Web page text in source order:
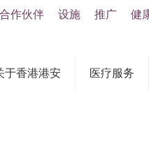
于香港港安 医疗服务
作伙伴 设施 推广 健